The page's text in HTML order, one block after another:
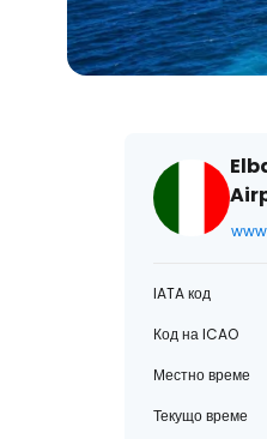
IATA код
Код на ICAO
Местно време
Текущо време